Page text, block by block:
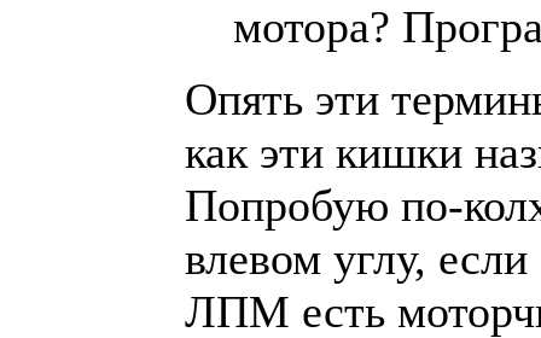
мотора?
Опять эти
как эти кишки
Попробую по-
влевом углу,
ЛПМ есть